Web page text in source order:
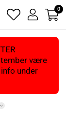
magnifying
heart
light
user
light
0
være
under